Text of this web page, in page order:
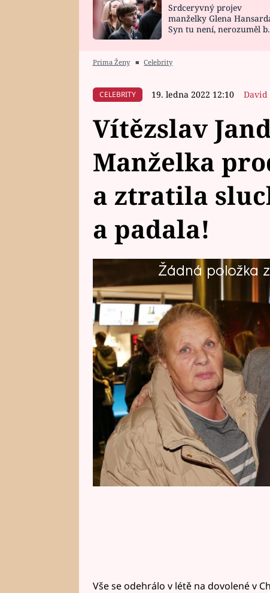
HOROSKOP NA
CELEBRITY
VAŘENÍ
Srdceryvný projev
manželky Glena
Syn tu není, nerozuměl
Prima Ženy ■ Celebrity
CELEBRITY 19. ledna 2022 12:10 David
Vítězslav
Manželka
a ztratila
a padala!
Žádná položka
Herec a bývalý politik Vítězslav
omikron se ale nebojí.
věřím odborníkům,“ uvedl v
News. Jeho manželka se
zdravotními problémy. Trápí ji
sluch.
Vše se odehrálo v létě na dovolené v